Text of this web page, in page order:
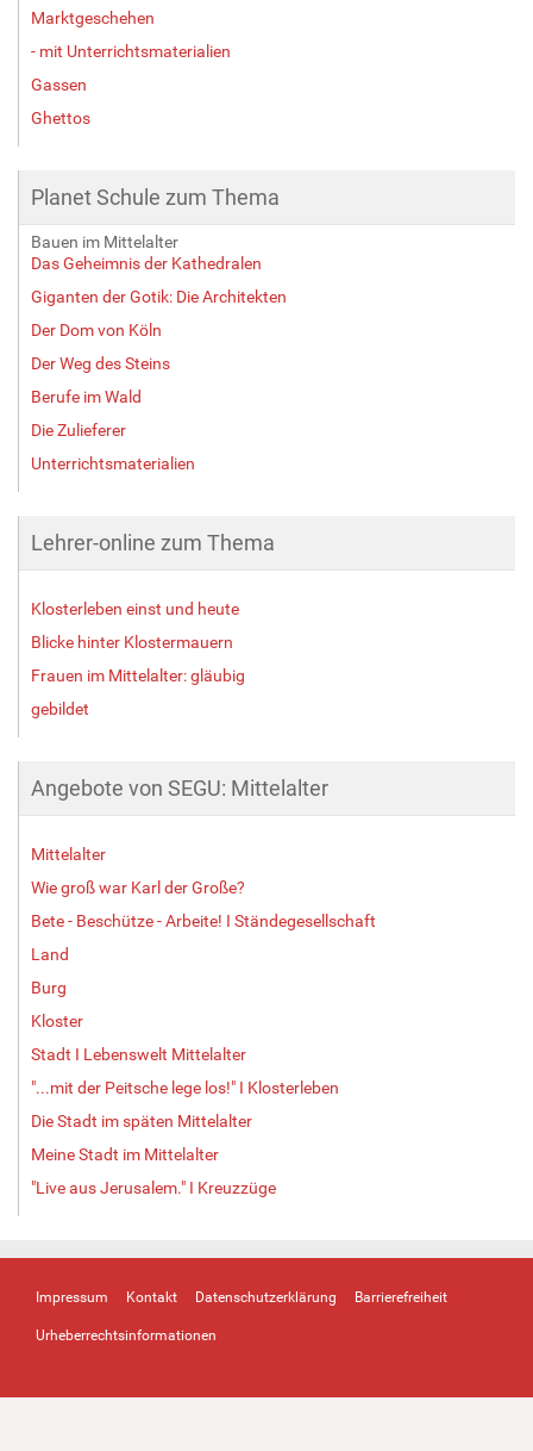
Marktgeschehen
- mit Unterrichtsmaterialien
Gassen
Ghettos
Planet Schule zum Thema
Bauen im Mittelalter
Das Geheimnis der Kathedralen
Giganten der Gotik: Die Architekten
Der Dom von Köln
Der Weg des Steins
Berufe im Wald
Die Zulieferer
Unterrichtsmaterialien
Lehrer-online zum Thema
Klosterleben einst und heute
Blicke hinter Klostermauern
Frauen im Mittelalter: gläubig
gebildet
Angebote von SEGU: Mittelalter
Mittelalter
Wie groß war Karl der Große?
Bete - Beschütze - Arbeite! I Ständegesellschaft
Land
Burg
Kloster
Stadt I Lebenswelt Mittelalter
"...mit der Peitsche lege los!" I Klosterleben
Die Stadt im späten Mittelalter
Meine Stadt im Mittelalter
"Live aus Jerusalem." I Kreuzzüge
Impressum Kontakt Datenschutzerklärung Barrierefreiheit
Urheberrechtsinformationen